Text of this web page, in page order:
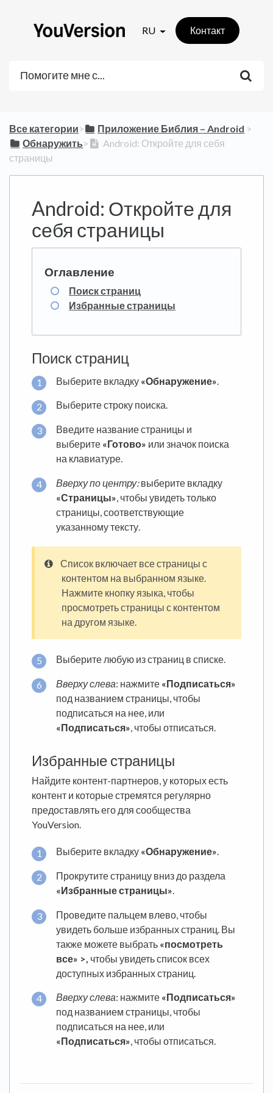
RU Контакт
Все категории​>​ ​Приложение Библия – Android ​ > ​
​Обнаружить​>​
Android: Откройте для себя
страницы
Android: Откройте для
себя страницы
Поиск страниц
Избранные страницы
Поиск страниц
Выберите вкладку «Обнаружение».
Выберите строку поиска.
Введите название страницы и
выберите «Готово» или значок поиска
на клавиатуре.
Вверху по центру:выберите вкладку
«Страницы» , чтобы увидеть только
страницы, соответствующие
указанному тексту.
Список включает все страницы с
контентом на выбранном языке.
Нажмите кнопку языка, чтобы
просмотреть страницы с контентом
на другом языке.
Выберите любую из страниц в списке.
Вверху слева: нажмите «Подписаться»
под названием страницы, чтобы
подписаться на нее, или
«Подписаться», чтобы отписаться.
Избранные страницы
Найдите контент-партнеров, у которых есть
контент и которые стремятся регулярно
предоставлять его для сообщества
YouVersion.
Выберите вкладку «Обнаружение».
Прокрутите страницу вниз до раздела
«Избранные страницы».
Проведите пальцем влево, чтобы
увидеть больше избранных страниц. Вы
также можете выбрать «посмотреть
все» >, чтобы увидеть список всех
доступных избранных страниц.
Вверху слева: нажмите «Подписаться»
под названием страницы, чтобы
подписаться на нее, или
«Подписаться», чтобы отписаться.